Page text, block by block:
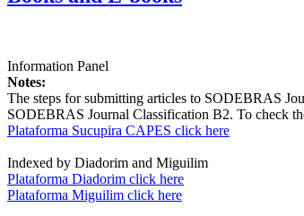
Information Panel
Notes:
The steps for submitting articles to SODEBRAS
SODEBRAS Journal Classification B2. To check
Plataforma Sucupira CAPES click here
Indexed by Diadorim and Miguilim
Plataforma Diadorim click here
Plataforma Miguilim click here